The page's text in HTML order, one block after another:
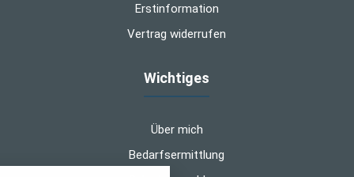
Erstinformation
Vertrag widerrufen
Wichtiges
Über mich
Bedarfsermittlung